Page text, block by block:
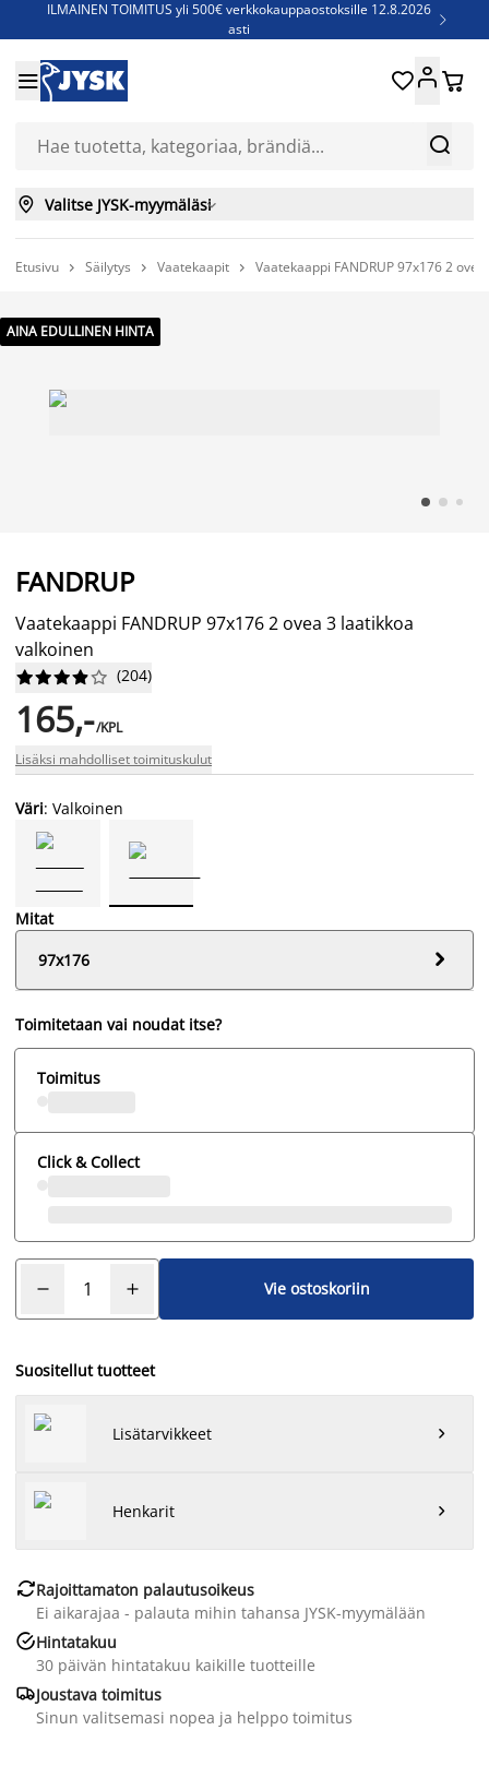
ILMAINEN TOIMITUS yli 500€ verkkokauppaostoksille 12.8.2026
asti

Jenkkisänkyjä - Säästä jopa 60%


 
 Valitse JYSK-myymäläsi
Etusivu  Säilytys  Vaatekaapit  Vaatekaappi FANDRUP 97x176 2
AINA EDULLINEN HINTA
FANDRUP
Vaatekaappi FANDRUP 97x176 2 ovea 3 laatikkoa
valkoinen





 (204)
165,-/KPL
Lisäksi mahdolliset toimituskulut
Väri: Valkoinen
Mitat
97x176

Toimitetaan vai noudat itse?
Toimitus
Click & Collect
Vie ostoskoriin
Suositellut tuotteet
Lisätarvikkeet 
Henkarit 
Rajoittamaton palautusoikeus
Ei aikarajaa - palauta mihin tahansa JYSK-myymälään
Hintatakuu
30 päivän hintatakuu kaikille tuotteille
Joustava toimitus
Sinun valitsemasi nopea ja helppo toimitus